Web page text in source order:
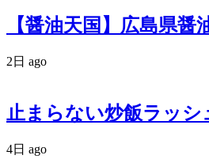
【醤油天国】広島県
2日 ago
止まらない炒飯ラッシ
4日 ago